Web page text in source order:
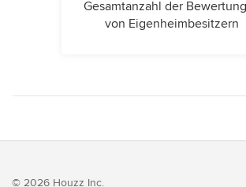
Gesamtanzahl der
von Eigenheimbesitzern
© 2026 Houzz Inc.